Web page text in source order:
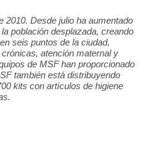
2010. Desde julio ha aumentado
población desplazada, creando
seis puntos de la ciudad,
atención maternal y
de MSF han proporcionado
también está distribuyendo
kits con artículos de higiene